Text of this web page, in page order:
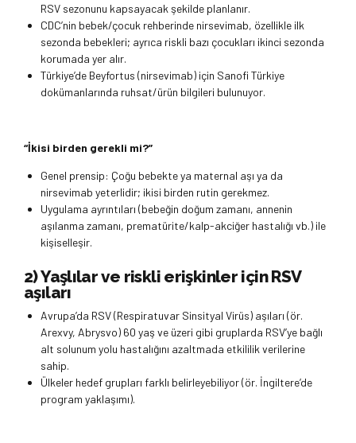
RSV sezonunu kapsayacak şekilde planlanır.
CDC’nin bebek/çocuk rehberinde nirsevimab, özellikle ilk
sezonda bebekleri; ayrıca riskli bazı çocukları ikinci sezonda
korumada yer alır.
Türkiye’de Beyfortus (nirsevimab) için Sanofi Türkiye
dokümanlarında ruhsat/ürün bilgileri bulunuyor.
“İkisi birden gerekli mi?”
Genel prensip: Çoğu bebekte ya maternal aşı ya da
nirsevimab yeterlidir; ikisi birden rutin gerekmez.
Uygulama ayrıntıları (bebeğin doğum zamanı, annenin
aşılanma zamanı, prematürite/kalp-akciğer hastalığı vb.) ile
kişiselleşir.
2) Yaşlılar ve riskli erişkinler için RSV
aşıları
Avrupa’da RSV (Respiratuvar Sinsityal Virüs) aşıları (ör.
Arexvy, Abrysvo) 60 yaş ve üzeri gibi gruplarda RSV’ye bağlı
alt solunum yolu hastalığını azaltmada etkililik verilerine
sahip.
Ülkeler hedef grupları farklı belirleyebiliyor (ör. İngiltere’de
program yaklaşımı).